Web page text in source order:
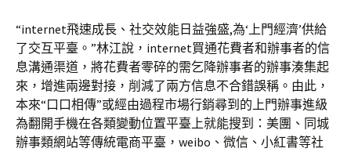
“internet飛速成長、社交效能日益強盛,為‘上門經濟’供給
了交互平臺。”林江說，internet買通花費者和辦事者的信
息溝通渠道，將花費者零碎的需乞降辦事者的辦事湊集起
來，增進兩邊對接，削減了兩方信息不合錯誤稱。由此，
本來“口口相傳”或經由過程市場行銷尋到的上門辦事進級
為翻開手機在各類變動位置平臺上就能搜到：美團、同城
辦事類網站等傳統電商平臺，weibo、微信、小紅書等社